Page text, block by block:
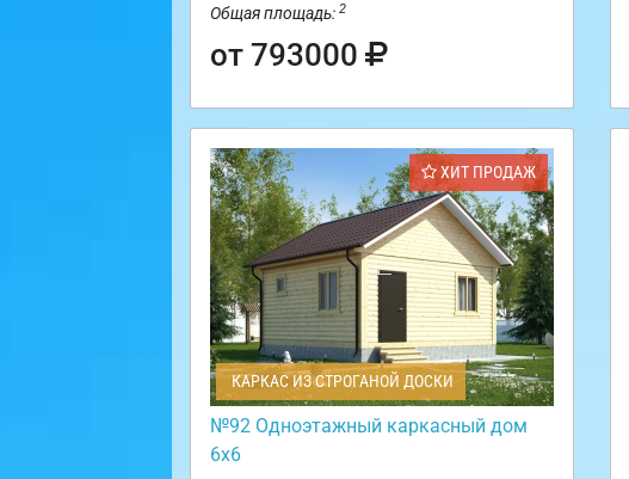
Общая площадь: 2
от 793000
ХИТ ПРОДАЖ
КАРКАС ИЗ СТРОГАНОЙ ДОСКИ
№92 Одноэтажный каркасный дом
6х6